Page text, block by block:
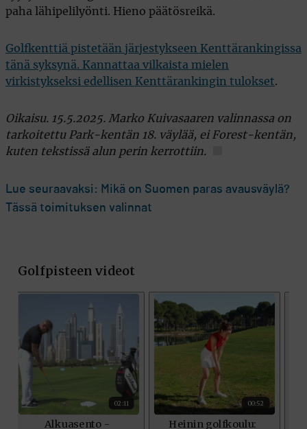
paha lähipelilyönti. Hieno päätösreikä.
Golfkenttiä pistetään järjestykseen Kenttärankingissa
tänä syksynä. Kannattaa vilkaista mielen
virkistykseksi edellisen Kenttärankingin tulokset.
Oikaisu. 15.5.2025. Marko Kuivasaaren valinnassa on
tarkoitettu Park-kentän 18. väylää, ei Forest-kentän,
kuten tekstissä alun perin kerrottiin.
Lue seuraavaksi: Mikä on Suomen paras avausväylä?
Tässä toimituksen valinnat